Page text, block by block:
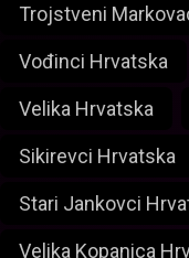
Trojstveni
Vođinci Hrvatska
Velika Hrvatska
Sikirevci Hrvatska
Stari Jankovci
Velika Kopanica